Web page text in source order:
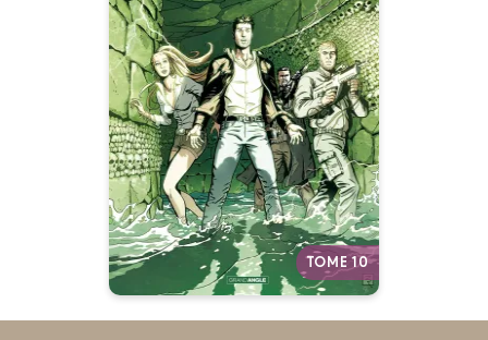
TOME 10
Thomas Silane -
cycle 5 (vol.
02/2)
Date de parution :
17/05/2017
La quête de Thomas Silane
touche à sa fin.
Autres tomes